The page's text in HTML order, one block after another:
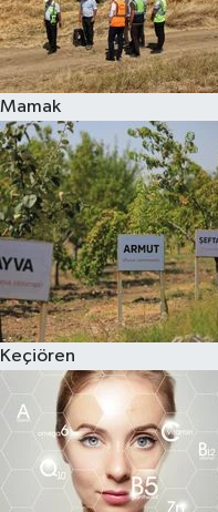
Mamak
Keçiören